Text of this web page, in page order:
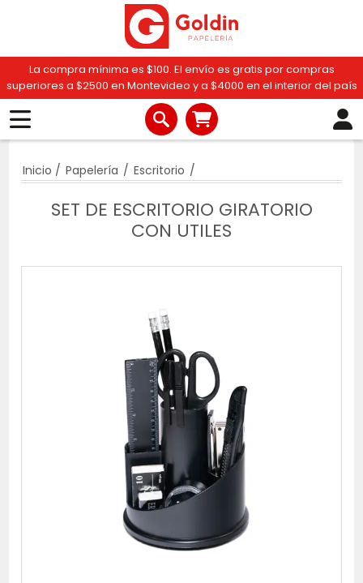
La compra mínima es $100. El envío es gratis por compras
superiores a $2500 en Montevideo y a $4000 en el interior del país
Inicio / Papelería / Escritorio /
SET DE ESCRITORIO GIRATORIO
CON UTILES